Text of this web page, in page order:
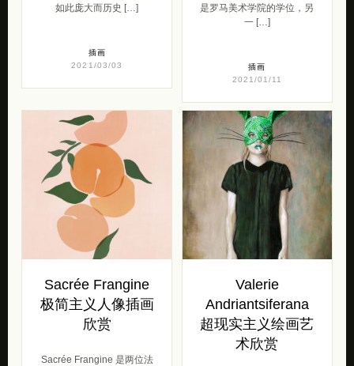
如此庞大而历史 […]
插画
2021/03/03
是罗马美术学院的学位，另
一 […]
插画
2021/01/11
Sacrée Frangine
极简主义人像插画
欣赏
Sacrée Frangine 是两位法
Valerie
Andriantsiferana
超现实主义绘画艺
术欣赏